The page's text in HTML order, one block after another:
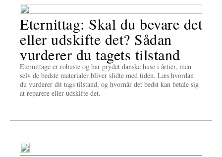
Eternittag: Skal du bevare det
eller udskifte det? Sådan
vurderer du tagets tilstand
Eternittage er robuste og har prydet danske huse i årtier, men
selv de bedste materialer bliver slidte med tiden. Læs hvordan
du vurderer dit tags tilstand, og hvornår det bedst kan betale sig
at reparere eller udskifte det.